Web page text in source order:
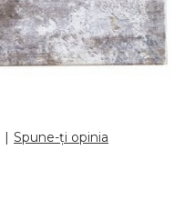
| Spune-ţi opinia